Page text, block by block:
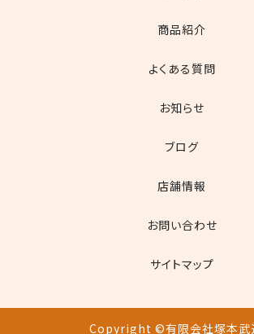
商品紹介
よくある質問
お知らせ
ブログ
店舗情報
お問い合わせ
サイトマップ
Copyright ©有限会社塚本武